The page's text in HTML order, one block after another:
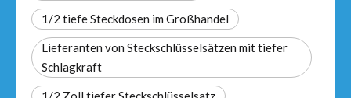
1/2 tiefe Steckdosen im Großhandel
Lieferanten von Steckschlüsselsätzen mit tiefer
Schlagkraft